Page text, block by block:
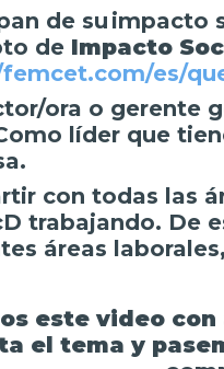
de su impacto
de Impacto
es/
ora o gerente
líder que
con todas las
trabajando. De
áreas
este video
el tema y